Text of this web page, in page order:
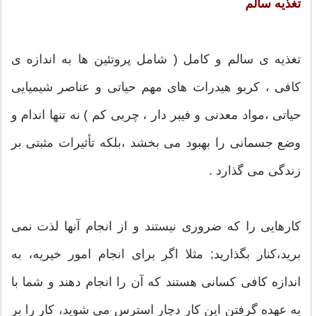
تغذیه سالم
تغذیه ی سالم و كامل ( شامل پروتئین ها به اندازه ی
كافی ، كربو هیدرات های مهم حیاتی و عناصر شیمیایی
حیاتی ،‌مواد معدنی و فیبر دار ، چربی كم ) نه تنها اندام و
وضع جسمانی را بهبود می بخشد ،‌بلكه تأثیرات مثبتی بر
زندگی می گذارد .
کارهایی را که ضروری نیستند و از انجام آنها لذت نمی
برید،کنار بگذارید; مثلا اگر برای انجام امور خیریه، به
اندازه کافی کسانی هستند که آن را انجام دهند و شما با
به عهده گرفتن این کار دچار استرس می شوید، کار را بر